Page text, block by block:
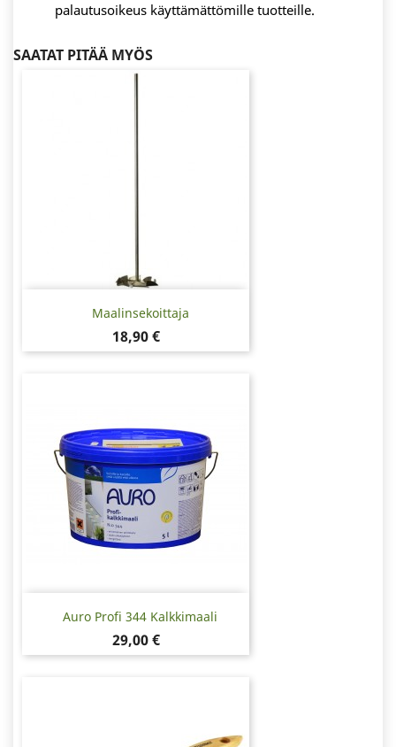
palautusoikeus käyttämättömille tuotteille.
SAATAT PITÄÄ MYÖS
Maalinsekoittaja
Hinta
18,90 €
Auro Profi 344 Kalkkimaali
Hinta
29,00 €